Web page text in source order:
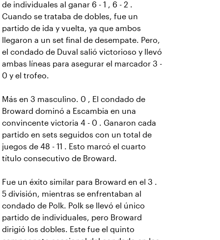
de individuales al ganar 6 - 1 , 6 - 2 .
Cuando se trataba de dobles, fue un
partido de ida y vuelta, ya que ambos
llegaron a un set final de desempate. Pero,
el condado de Duval salió victorioso y llevó
ambas líneas para asegurar el marcador 3 -
0 y el trofeo.
Más en 3 masculino. 0 , El condado de
Broward dominó a Escambia en una
convincente victoria 4 - 0 . Ganaron cada
partido en sets seguidos con un total de
juegos de 48 - 11 . Esto marcó el cuarto
título consecutivo de Broward.
Fue un éxito similar para Broward en el 3 .
5 división, mientras se enfrentaban al
condado de Polk. Polk se llevó el único
partido de individuales, pero Broward
dirigió los dobles. Este fue el quinto